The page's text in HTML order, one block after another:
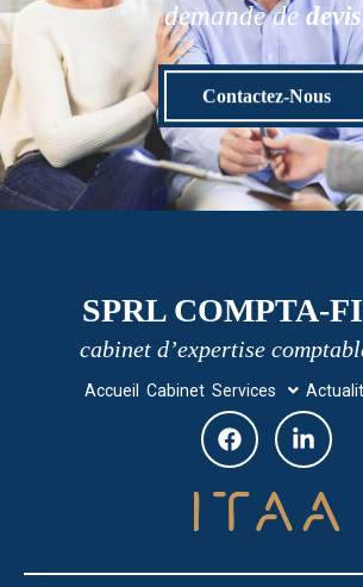
demande de devis
Contactez-Nous
SPRL COMPTA-
cabinet d’expertise
Accueil Cabinet Services